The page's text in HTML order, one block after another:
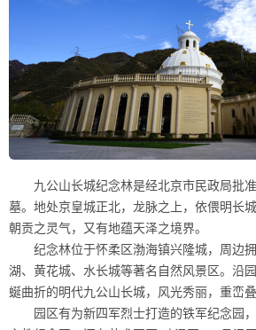
九公山长城纪念林是经北京市民政局批
墓。地处京皇城正北，龙脉之上，依偎明长
朝贡之灵气，又有地蕴天泽之境界。
纪念林位于怀柔区渤海镇兴隆城，周边
湖、黄花城、水长城等著名自然风景区。沿
蜒曲折的明代九公山长城，风光秀丽，重峦
园区有为新四军烈士打造的铁军纪念园